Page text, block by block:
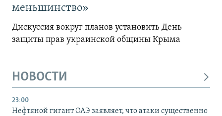
меньшинство»
Дискуссия вокруг планов установить День
защиты прав украинской общины Крыма
НОВОСТИ
23:00
Нефтяной гигант ОАЭ заявляет, что атаки существенно